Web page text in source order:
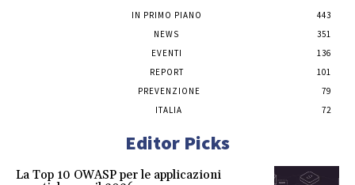
IN PRIMO PIANO
443
NEWS
351
EVENTI
136
REPORT
101
PREVENZIONE
79
ITALIA
72
Editor Picks
La Top 10 OWASP per le applicazioni